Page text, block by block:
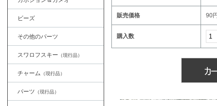
販売価格 90
購入数
ビーズ
その他のパーツ
スワロフスキー （現行品）
チャーム （現行品）
パーツ （現行品）